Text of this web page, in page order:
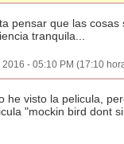
pensar que las cosas
tranquila...
2016 - 05:10 PM (17:10
he visto la pelicula,
"mockin bird dont